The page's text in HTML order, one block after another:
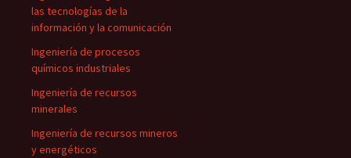
las tecnologías de la
información y la comunicación
Ingeniería de procesos
químicos industriales
Ingeniería de recursos
minerales
Ingeniería de recursos mineros
y energéticos